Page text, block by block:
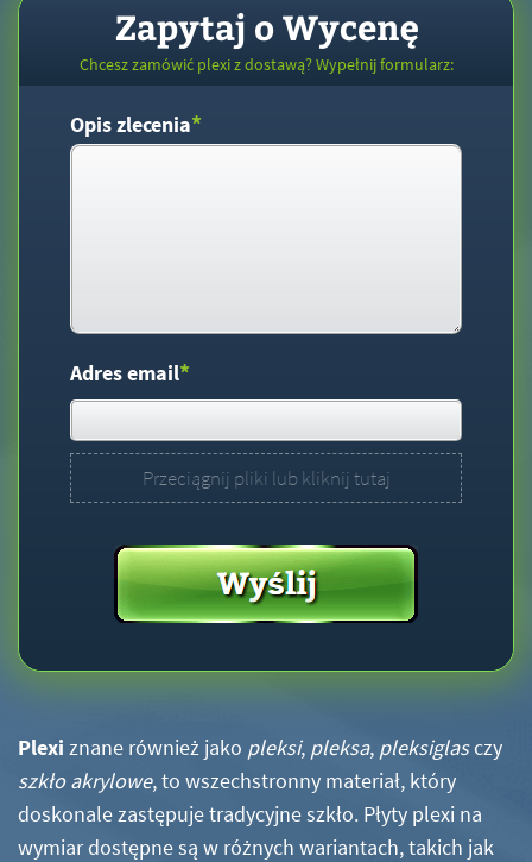
Zapytaj o Wycenę
Chcesz zamówić plexi z dostawą? Wypełnij formularz:
Opis zlecenia*
Adres email*
Przeciągnij pliki lub kliknij tutaj
Plexi znane również jako pleksi, pleksa, pleksiglasczy
szkło akrylowe, to wszechstronny materiał, który
doskonale zastępuje tradycyjne szkło. Płyty plexi na
wymiar dostępne są w różnych wariantach, takich jak